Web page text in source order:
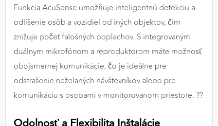
Funkcia AcuSense umožňuje inteligentnú detekciu a
odlíšenie osôb a vozidiel od iných objektov, čím
znižuje počet falošných poplachov. S integrovaným
duálnym mikrofónom a reproduktorom máte možnosť
obojsmernej komunikácie, čo je ideálne pre
odstrašenie neželaných návštevníkov alebo pre
komunikáciu s osobami v monitorovanom priestore. ?️?